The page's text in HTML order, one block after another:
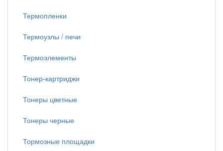
Термопленки
Термоузлы / печи
Термоэлементы
Тонер-картриджи
Тонеры цветные
Тонеры черные
Тормозные площадки